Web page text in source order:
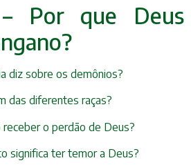
Por que Deus
diz sobre os demônios?
das diferentes raças?
receber o perdão de Deus?
significa ter temor a Deus?